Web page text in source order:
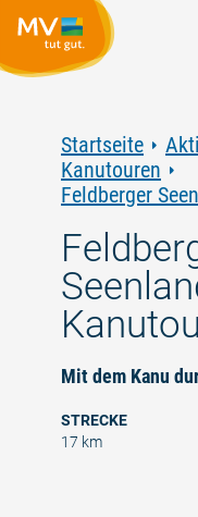
Startseite
Kanutouren
Feldberger
Mit dem Kanu
STRECKE
17 km